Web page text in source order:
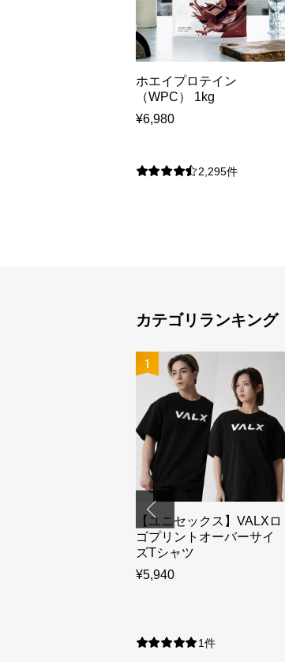
ホエイプロテイン
（WPC） 1kg
¥6,980
2,295件
カテゴリランキング
1
【ユニセックス】VALXロ
ゴプリントオーバーサイ
ズTシャツ
¥5,940
1件